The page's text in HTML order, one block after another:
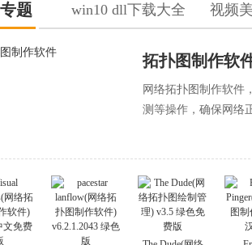
题 win10 dll下载大全 视频
拓扑图制作软
网络拓扑图制作软件
测等操作，确保网络